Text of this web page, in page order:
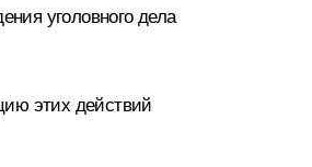
уголовного дела
этих действий